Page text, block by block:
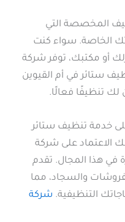
المخصصة التي
الخاصة. سواء كنت
أو مكتبك، توفر شركة
ستائر في أم القيوين
تنظيفًا فعالًا.
خدمة تنظيف ستائر
الاعتماد على شركة
في هذا المجال. تقدم
والسجاد، مما
التنظيفية. شركة